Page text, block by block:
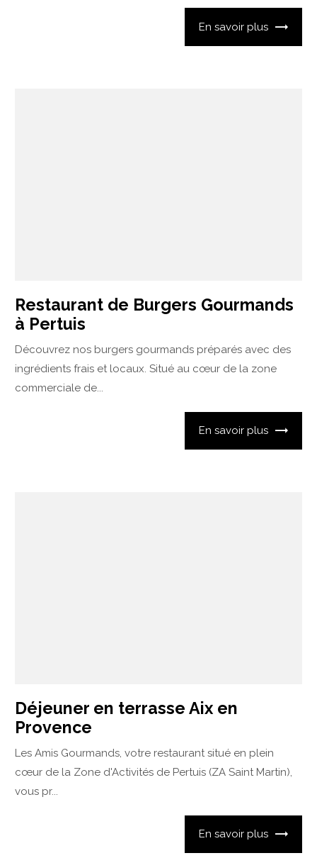
En savoir plus
Restaurant de Burgers Gourmands
à Pertuis
Découvrez nos burgers gourmands préparés avec des
ingrédients frais et locaux. Situé au cœur de la zone
commerciale de...
En savoir plus
Déjeuner en terrasse Aix en
Provence
Les Amis Gourmands, votre restaurant situé en plein
cœur de la Zone d'Activités de Pertuis (ZA Saint Martin),
vous pr...
En savoir plus